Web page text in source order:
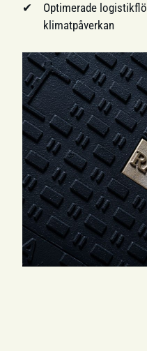
Optimerade
klimatpåverkan